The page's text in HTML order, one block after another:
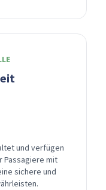
und verfügen
Passagiere mit
sichere und